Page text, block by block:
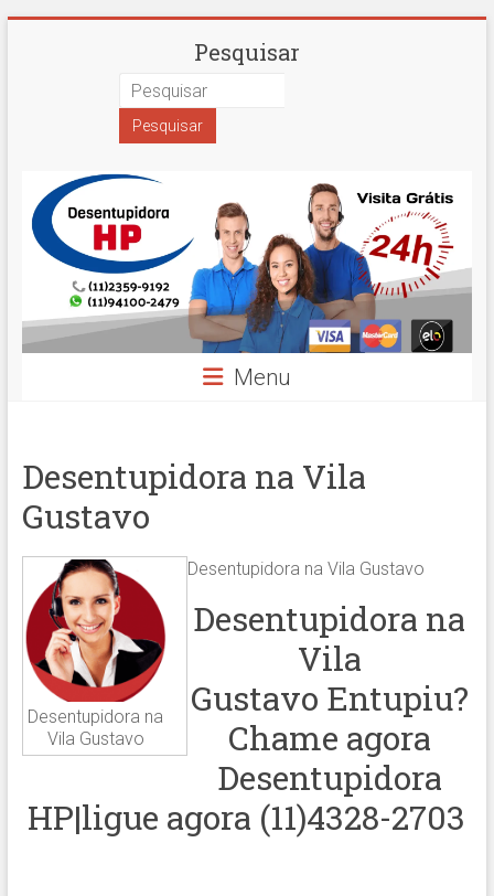
Desentupidora
Paulo
Hidro
Prime
Pesquisar
Menu
Desentupidora na Vila
Gustavo
Desentupidora na
Vila Gustavo
Desentupidora na Vila Gustavo
Desentupidora na
Vila
Gustavo Entupiu?
Chame agora
Desentupidora
HP|ligue agora (11)4328-2703